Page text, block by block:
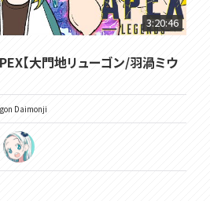
3:20:46
【大門地リューゴン/羽渦ミウ
Daimonji